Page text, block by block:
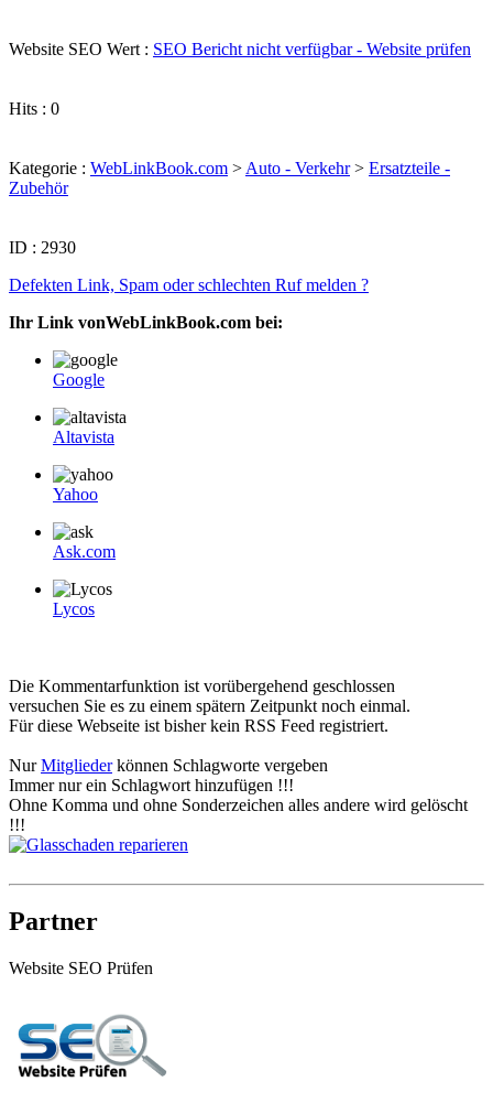
Website SEO Wert : SEO Bericht nicht verfügbar - Website prüfen
Hits : 0
Kategorie : WebLinkBook.com > Auto - Verkehr> Ersatzteile -
Zubehör
ID : 2930
Defekten Link, Spam oder schlechten Ruf melden ?
Ihr Link vonWebLinkBook.com bei:
Google
Altavista
Yahoo
Ask.com
Lycos
Die Kommentarfunktion ist vorübergehend geschlossen
versuchen Sie es zu einem spätern Zeitpunkt noch einmal.
Für diese Webseite ist bisher kein RSS Feed registriert.
NurMitgliederkönnen Schlagworte vergeben
Immer nur ein Schlagwort hinzufügen !!!
Ohne Komma und ohne Sonderzeichen alles andere wird gelöscht
!!!
Partner
Website SEO Prüfen